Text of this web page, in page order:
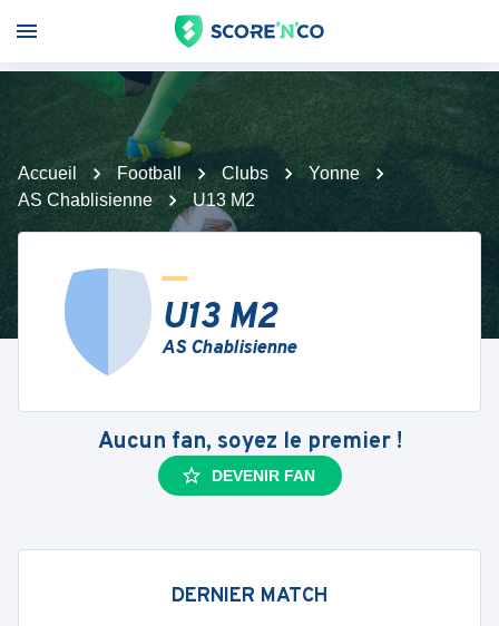
Accueil Football Clubs
Yonne
AS Chablisienne
U13 M2
U13 M2
AS Chablisienne
Aucun fan, soyez le premier !
DEVENIR FAN
DERNIER MATCH